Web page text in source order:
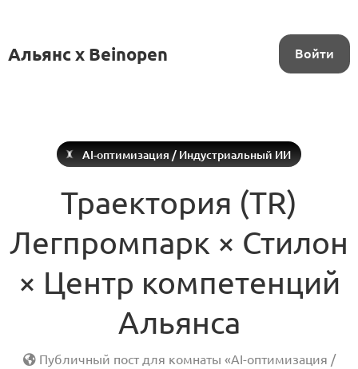
Альянс x Beinopen Войти
AI-оптимизация / Индустриальный ИИ
Траектория (TR)
Легпромпарк × Стилон
× Центр компетенций
Альянса
Публичный пост для комнаты «AI-оптимизация /